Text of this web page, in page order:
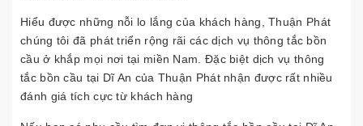
Hiểu được những nỗi lo lắng của khách hàng, Thuận Phát
chúng tôi đã phát triển rộng rãi các dịch vụ thông tắc bồn
cầu ở khắp mọi nơi tại miền Nam. Đặc biệt dịch vụ thông
tắc bồn cầu tại Dĩ An của Thuận Phát nhận được rất nhiều
đánh giá tích cực từ khách hàng